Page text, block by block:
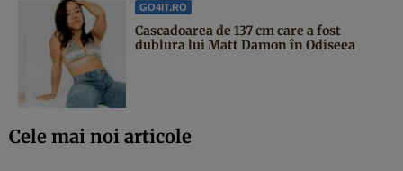
GO4IT.RO
Cascadoarea de 137 cm care a fost
dublura lui Matt Damon în Odiseea
Cele mai noi articole